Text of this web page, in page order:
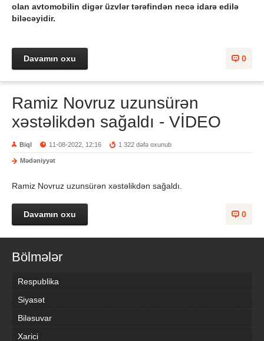
olan avtomobilin digər üzvlər tərəfindən necə idarə edilə
biləcəyidir.
0
Davamın oxu
Ramiz Novruz uzunsürən
xəstəlikdən sağaldı - VİDEO
Biql 11-08-2022, 12:16 1 322 dəfə oxunub
Mədəniyyət
Ramiz Novruz uzunsürən xəstəlikdən sağaldı.
0
Davamın oxu
Bölmələr
Respublika
Siyasət
Biləsuvar
Xarici